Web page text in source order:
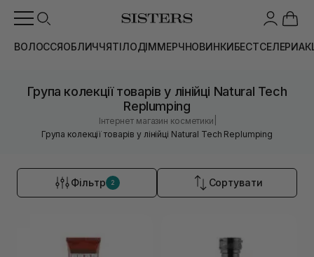
ВОЛОССЯОБЛИЧЧЯТІЛОДІММЕРЧНОВИНКИБЕСТСЕЛЕРИ
Група колекції товарів у лінійці Natural Tech
Replumping
Інтернет магазин косметики
Група колекції товарів у лінійці Natural Tech Replumping
Фільтр 2 Сортувати